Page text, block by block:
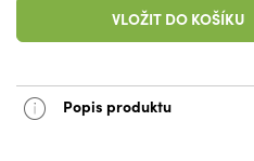
VLOŽIT DO KOŠÍKU
Popis produktu